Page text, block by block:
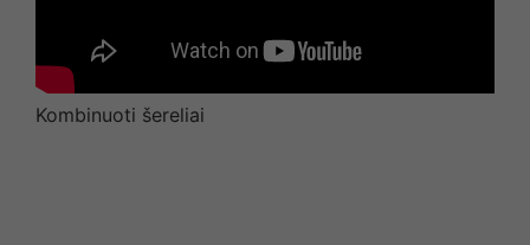
Kombinuoti šereliai